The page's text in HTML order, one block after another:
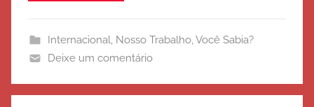
t
e
Internacional Nosso Trabalho, Você Sabia?
Deixe um comentário